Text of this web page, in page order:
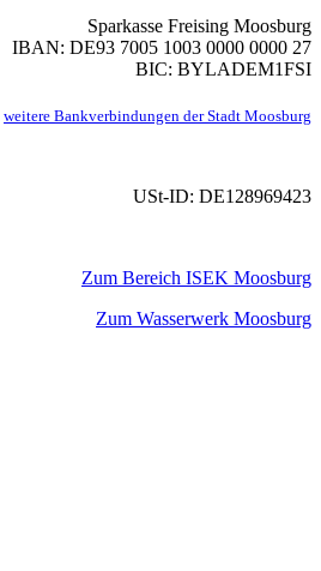
Sparkasse Freising Moosburg
IBAN: DE93 7005 1003 0000 0000 27
BIC: BYLADEM1FSI
weitere Bankverbindungen der Stadt Moosburg
USt-ID: DE128969423
Zum Bereich ISEK Moosburg
Zum Wasserwerk Moosburg